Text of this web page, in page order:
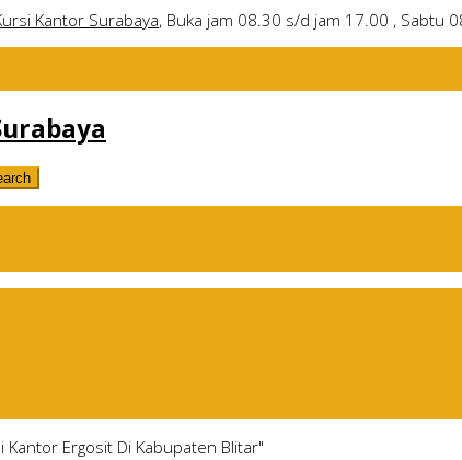
Kantor Surabaya, Buka jam 08.30 s/d jam 17.00 , Sabtu
Kantor Ergosit Di Kabupaten Blitar"